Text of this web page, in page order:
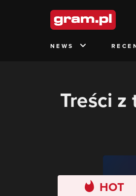
NEWS
Treści
HOT